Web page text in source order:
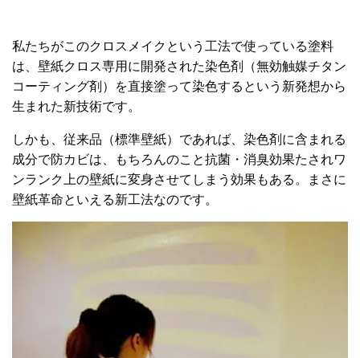
私たちがこのクロスメイクという工法で使っている塗料
は、壁紙クロス専用に開発された染色剤（無効触媒チタン
コーティング剤）を直接塗って染色するという新発想から
生まれた新技術です。
しかも、従来品（標準壁紙）であれば、染色剤に含まれる
成分で防カビは、もちろんのこと抗菌・消臭効果たされワ
ンランク上の壁紙に変身させてしまう効果もある。まさに
壁紙革命といえる新工法なのです。